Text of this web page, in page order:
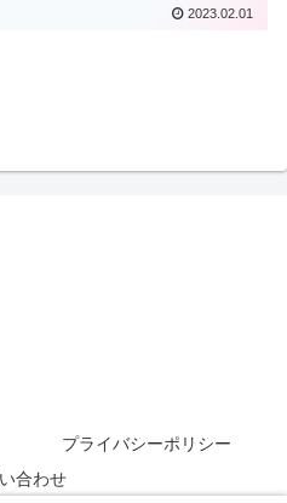
2023.02.01
プライバシーポリシー
合わせ